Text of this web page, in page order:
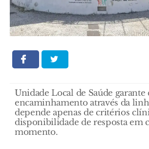
Unidade Local de Saúde garante
encaminhamento através da
depende apenas de critérios
disponibilidade de resposta em
momento.